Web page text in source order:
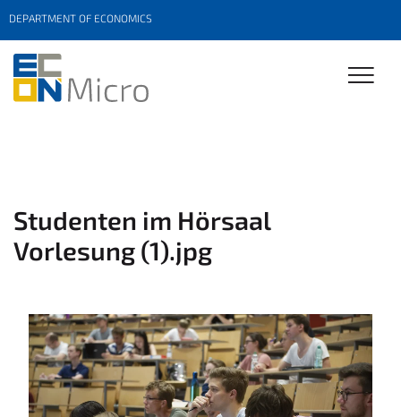
DEPARTMENT OF ECONOMICS
Studenten im Hörsaal
Vorlesung (1).jpg